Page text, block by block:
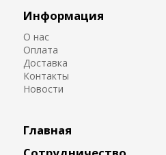
Информация
О нас
Оплата
Доставка
Контакты
Новости
Главная